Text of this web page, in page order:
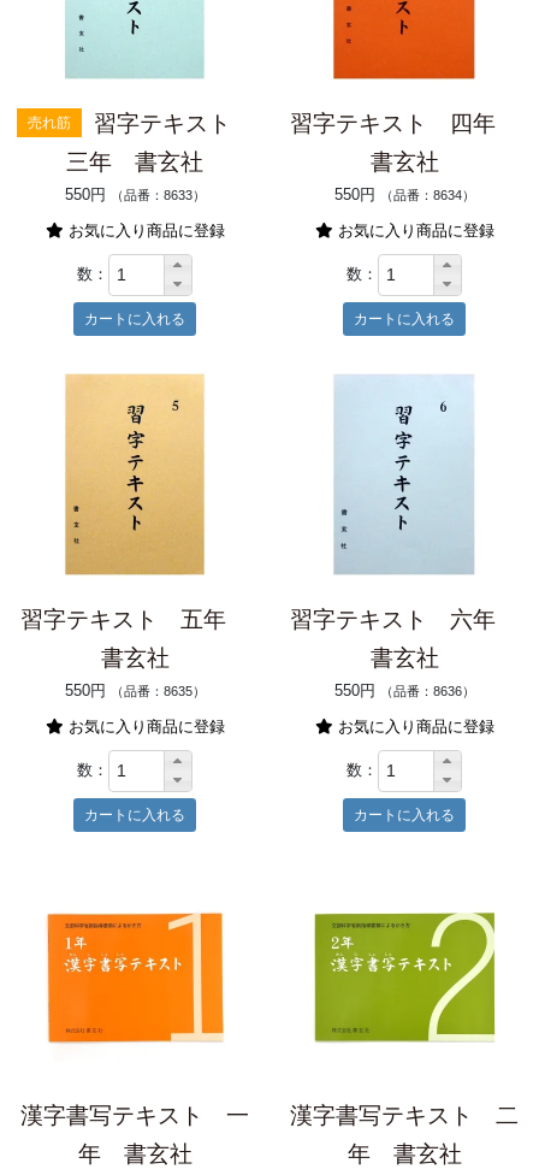
売れ筋
習字テキスト
三年 書玄社
550円 （品番：8633）
お気に入り商品に登録
数：
習字テキスト 四年
書玄社
550円 （品番：8634）
お気に入り商品に登録
数：
習字テキスト 五年
書玄社
550円 （品番：8635）
お気に入り商品に登録
数：
習字テキスト 六年
書玄社
550円 （品番：8636）
お気に入り商品に登録
数：
漢字書写テキスト 一
年 書玄社
漢字書写テキスト 二
年 書玄社